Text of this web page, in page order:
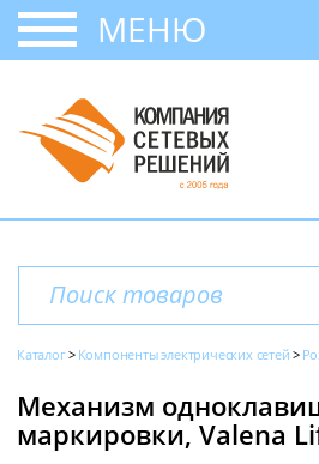
МЕНЮ
Каталог Компоненты электрических сетей
Механизм
маркировки, Valena